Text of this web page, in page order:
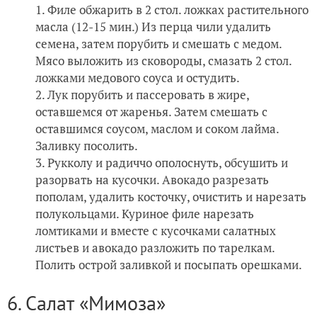
Филе обжарить в 2 стол. ложках растительного
масла (12-15 мин.) Из перца чили удалить
семена, затем порубить и смешать с медом.
Мясо выложить из сковороды, смазать 2 стол.
ложками медового соуса и остудить.
Лук порубить и пассеровать в жире,
оставшемся от жаренья. Затем смешать с
оставшимся соусом, маслом и соком лайма.
Заливку посолить.
Рукколу и радиччо ополоснуть, обсушить и
разорвать на кусочки. Авокадо разрезать
пополам, удалить косточку, очистить и нарезать
полукольцами. Куриное филе нарезать
ломтиками и вместе с кусочками салатных
листьев и авокадо разложить по тарелкам.
Полить острой заливкой и посыпать орешками.
6. Салат «Мимоза»